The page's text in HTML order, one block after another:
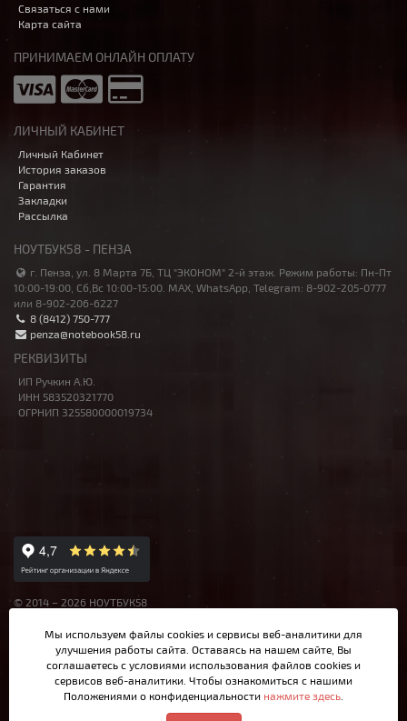
Связаться с нами
Карта сайта
ПРИНИМАЕМ ОНЛАЙН ОПЛАТУ
ЛИЧНЫЙ КАБИНЕТ
Личный Кабинет
История заказов
Гарантия
Закладки
Рассылка
НОУТБУК58 - ПЕНЗА
г. Пенза, ул. 8 Марта 7Б, ТЦ "ЭКОНОМ" 2-й этаж. Режим работы: Пн-Пт
10:00-19:00, Сб,Вс 10:00-15:00. MAX, WhatsApp, Telegram: 8-902-205-0777
или 8-902-206-6227
8 (8412) 750-777
penza@notebook58.ru
РЕКВИЗИТЫ
ИП Ручкин А.Ю.
ИНН 583520321770
ОГРНИП 325580000019734
© 2014 – 2026 НОУТБУК58
материалы и цены на сайте не являются публичной офертой,
определяемой Ст.437 ГК РФ.
Мы используем файлы cookies и сервисы веб-аналитики для
улучшения работы сайта. Оставаясь на нашем сайте, Вы
соглашаетесь с условиями использования файлов cookies и
сервисов веб-аналитики. Чтобы ознакомиться с нашими
Положениями о конфиденциальности нажмите здесь